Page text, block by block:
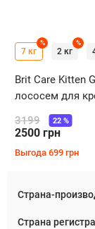
Страна-
Страна
7 кг
%
2 кг
%
Brit Care Kitten
лососем для
3199
2500 грн
22%
Выгода 699 грн